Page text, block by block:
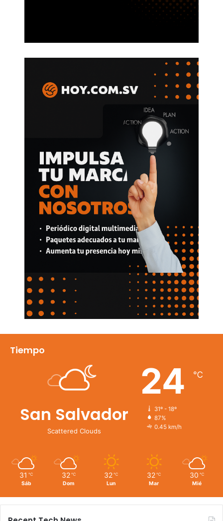
Tiempo
San Salvador
Scattered Clouds
24 ℃
31º - 18º
87%
0.45 km/h
31 ℃
Sáb
32 ℃
Dom
32 ℃
Lun
32 ℃
Mar
30 ℃
Mié